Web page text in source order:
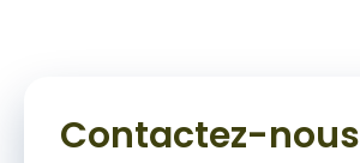
Contactez-nous